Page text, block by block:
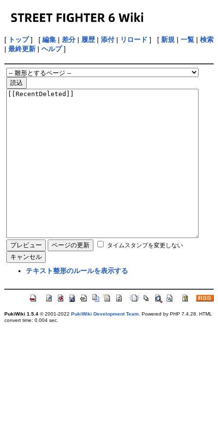
[ トップ] [ 編集| 差分| 履歴| 添付| リロード ] [ 新規| 一覧| 検索
| 最終更新| ヘルプ]
タイムスタンプを変更しない
テキスト整形のルールを表示する
PukiWiki 1.5.4© 2001-2022 PukiWiki Development Team. Powered by PHP 7.4.28. HTML
convert time: 0.004 sec.